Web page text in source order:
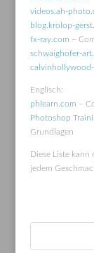
videos.ah-
blog.krolop-
fx-ray.com –
schwaighofer-
Englisch:
phlearn.com –
Photoshop
Grundlagen
Diese Liste kann
jedem